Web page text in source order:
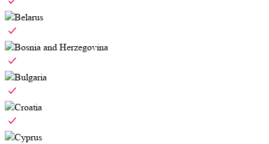
Belarus
Bosnia and Herzegovina
Bulgaria
Croatia
Cyprus